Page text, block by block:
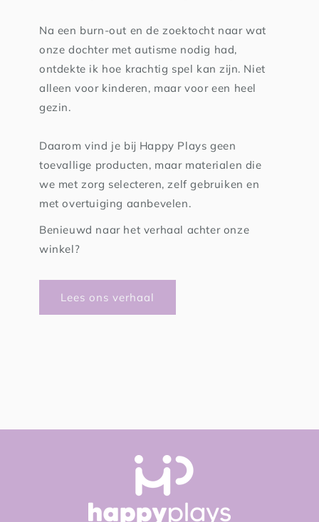
Na een burn-out en de zoektocht naar wat
onze dochter met autisme nodig had,
ontdekte ik hoe krachtig spel kan zijn. Niet
alleen voor kinderen, maar voor een heel
gezin.
Daarom vind je bij Happy Plays geen
toevallige producten, maar materialen die
we met zorg selecteren, zelf gebruiken en
met overtuiging aanbevelen.
Benieuwd naar het verhaal achter onze
winkel?
Lees ons verhaal